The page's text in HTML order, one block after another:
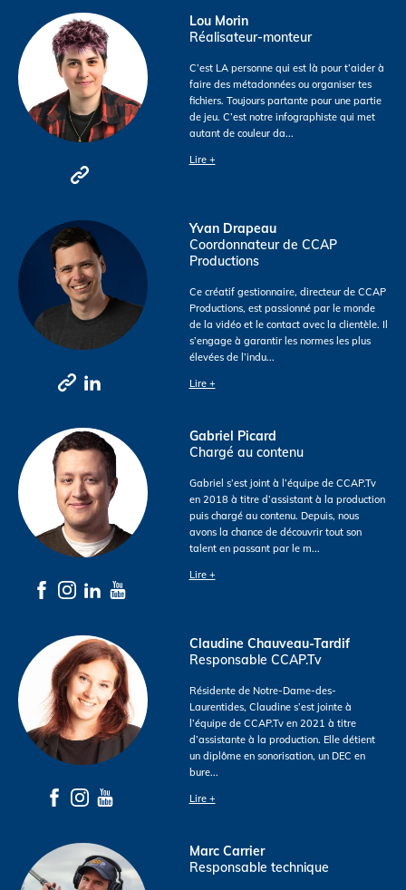
Lou Morin
Réalisateur-monteur
C’est LA personne qui est là pour t’aider à
faire des métadonnées ou organiser tes
fichiers. Toujours partante pour une partie
de jeu. C’est notre infographiste qui met
autant de couleur da...
Lire +
Yvan Drapeau
Coordonnateur de CCAP
Productions
Ce créatif gestionnaire, directeur de CCAP
Productions, est passionné par le monde
de la vidéo et le contact avec la clientèle. Il
s’engage à garantir les normes les plus
élevées de l’indu...
Lire +
Gabriel Picard
Chargé au contenu
Gabriel s’est joint à l’équipe de CCAP.Tv
en 2018 à titre d’assistant à la production
puis chargé au contenu. Depuis, nous
avons la chance de découvrir tout son
talent en passant par le m...
Lire +
Claudine Chauveau-Tardif
Responsable CCAP.Tv
Résidente de Notre-Dame-des-
Laurentides, Claudine s’est jointe à
l’équipe de CCAP.Tv en 2021 à titre
d’assistante à la production. Elle détient
un diplôme en sonorisation, un DEC en
bure...
Lire +
Marc Carrier
Responsable technique